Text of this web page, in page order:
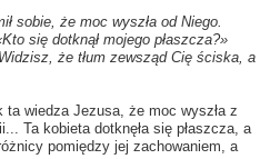
sobie, że moc wyszła od Niego.
się dotknął mojego płaszcza?»
że tłum zewsząd Cię ściska, a
wiedza Jezusa, że moc wyszła z
Ta kobieta dotknęła się płaszcza, a
pomiędzy jej zachowaniem, a